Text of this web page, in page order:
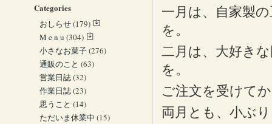
一月は、自家製
を。
二月は、大好き
を。
ご注文を受けて
両月とも、小ぶ
Categories
おしらせ(179)
M e n u (304)
小さなお菓子(276)
通販のこと (63)
営業日誌(32)
作業日誌(23)
思うこと (14)
ただいま休業中 (15)